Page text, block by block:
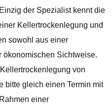
der Spezialist kennt die
Kellertrockenlegung und
sowohl aus einer
ökonomischen Sichtweise.
von
bitte gleich einen Termin mit
einer